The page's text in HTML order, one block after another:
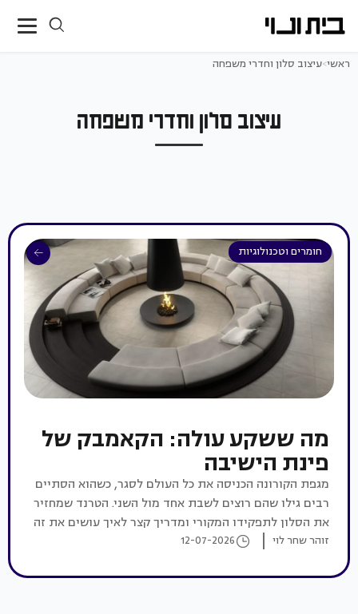
ראשי>עיצוב סלון וחדרי משפחה
עיצוב סלון וחדרי משפחה
חומרים וטכנולוגיות
מה ששקע עולה: הקאמבק של
פינת הישיבה
מגפת הקורונה הכניסה את כל העולם לסגר, כשהוא הסתיים
רבים גילו שהם רוצים לשבת אחד מול השני. הטרנד שמחזיר
את הסלון לתפקידו המקורי ומדריך קצר לאיך עושים את זה
נכון
זוהר שחר לוי 12-07-2026